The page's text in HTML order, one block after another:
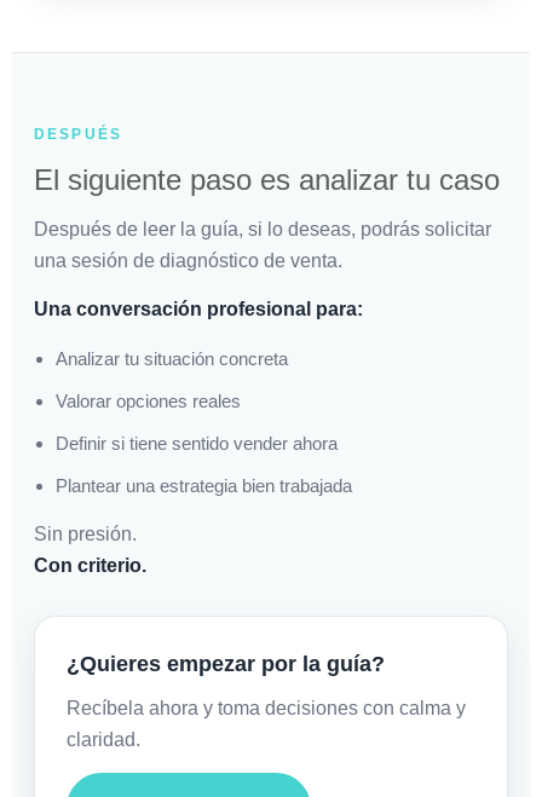
DESPUÉS
El siguiente paso es analizar tu caso
Después de leer la guía, si lo deseas, podrás solicitar
una sesión de diagnóstico de venta.
Una conversación profesional para:
Analizar tu situación concreta
Valorar opciones reales
Definir si tiene sentido vender ahora
Plantear una estrategia bien trabajada
Sin presión.
Con criterio.
¿Quieres empezar por la guía?
Recíbela ahora y toma decisiones con calma y
claridad.